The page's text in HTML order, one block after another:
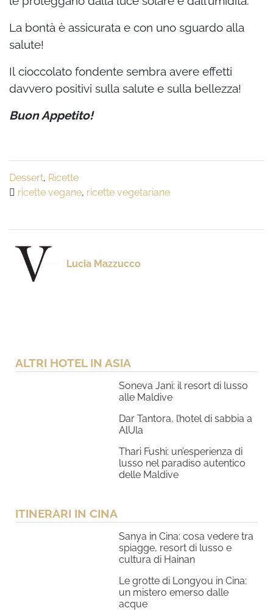
La bontà è assicurata e con uno sguardo alla
salute!
Il cioccolato fondente sembra avere effetti
davvero positivi sulla salute e sulla bellezza!
Buon Appetito!
Dessert, Ricette
ricette vegane, ricette vegetariane
Lucia Mazzucco
ALTRI HOTEL IN ASIA
Soneva Jani: il resort di lusso
alle Maldive
Dar Tantora, l’hotel di sabbia a
AlUla
Thari Fushi: un’esperienza di
lusso nel paradiso autentico
delle Maldive
ITINERARI IN CINA
Sanya in Cina: cosa vedere tra
spiagge, resort di lusso e
cultura di Hainan
Le grotte di Longyou in Cina:
un mistero emerso dalle
acque